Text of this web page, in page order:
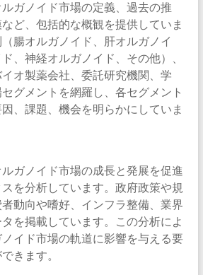
ガノイド市場の定義、過去の推
ど、包括的な概観を提供していま
腸オルガノイド、肝オルガノイ
、神経オルガノイド、その他）、
オ製薬会社、委託研究機関、学
グメントを網羅し、各セグメント
、課題、機会を明らかにしていま
ガノイド市場の成長と発展を促進
を分析しています。政府政策や規
動向や嗜好、インフラ整備、業界
を掲載しています。この分析によ
イド市場の軌道に影響を与える要
きます。